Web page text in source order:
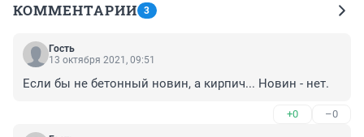
КОММЕНТАРИИ 3
Гость
13 октября 2021, 09:51
Если бы не бетонный новин, а кирпич... Новин - нет.
+0 –0